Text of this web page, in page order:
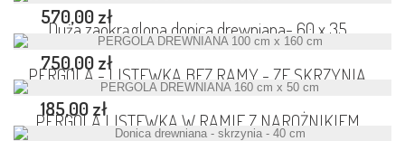
Duża zaokrąglona donica drewniana- 60 x 35...
PERGOLA - LISTEWKA BEZ RAMY - ZE SKRZYNIĄ...
570,00 zł
PERGOLA LISTEWKA W RAMIE Z NAROŻNIKIEM...
750,00 zł
185,00 zł